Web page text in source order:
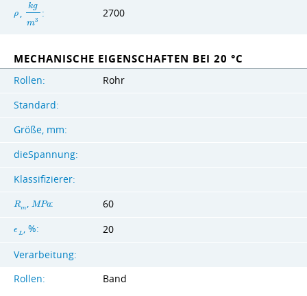
ρ
kg
m3
: 2700
MECHANISCHE EIGENSCHAFTEN BEI 20 °C
Rollen:
Rohr
Standard:
Größe, mm:
dieSpannung:
Klassifizierer:
Rm , MPa: 60
ϵ L, %: 20
Verarbeitung:
Rollen:
Band